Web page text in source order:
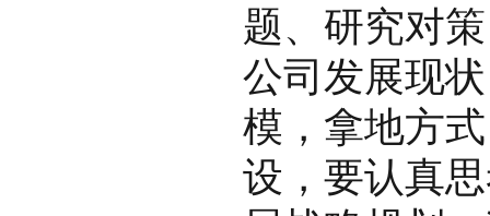
题、研究对
公司发展现
模，拿地方
设，要认真